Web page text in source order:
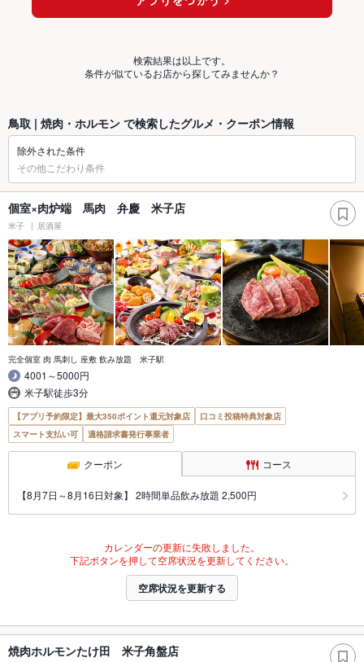
検索結果は以上です。
条件が似ているお店から探してみませんか？
鳥取 | 焼肉・ホルモン で検索したグルメ・クーポン情報
除外された条件
その他こだわり条件
個室×肉炉端 馬肉 弁慶 米子店
米子 居酒屋
完全個室 肉 馬刺し 座敷 飲み放題 米子駅
4001～5000円
米子駅徒歩3分
【アプリ予約限定】最大350ポイント還元対象店
口コミ投稿特典対象店
スマート支払い可
適格請求書発行事業者
クーポン コース
【8月7日～8月16日対象】 2時間単品飲み放題 2,500円
カレンダーの更新に失敗しました。
下記ボタンを押して空席状況を更新してください。
空席状況を更新する
焼肉ホルモンたけ田 米子角盤店